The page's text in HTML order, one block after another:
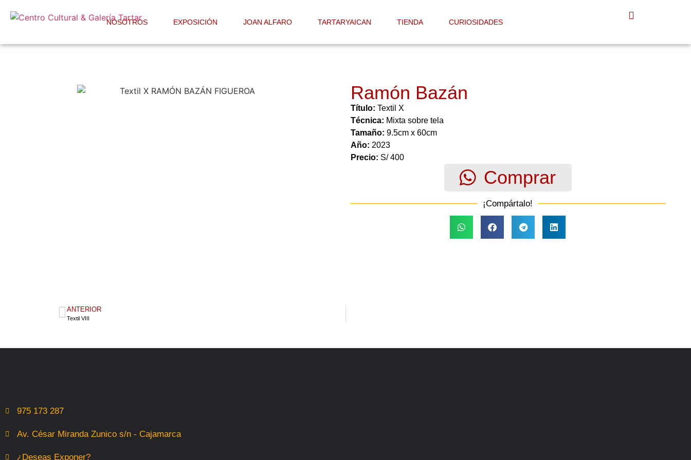
NOSOTROS EXPOSICIÓN JOAN ALFARO TARTARYAICAN TIENDA CURIOSIDADES
Ramón Bazán
Título: Textil X
Técnica: Mixta sobre tela
Tamaño: 9.5cm x 60cm
Año: 2023
Precio: S/ 400
Comprar
¡Compártalo!
ANTERIOR
Textil VIII
975 173 287
Av. César Miranda Zunico s/n - Cajamarca
¿Deseas Exponer?